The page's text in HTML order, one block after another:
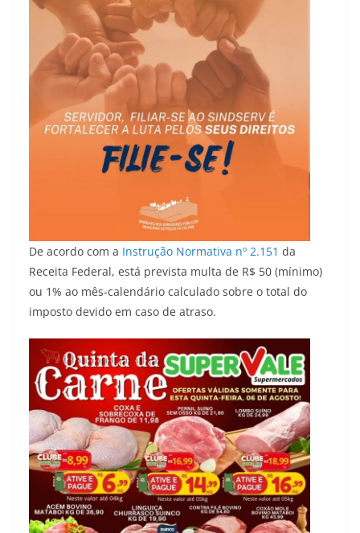
De acordo com a Instrução Normativa nº 2.151 da
Receita Federal, está prevista multa de R$ 50 (mínimo)
ou 1% ao mês-calendário calculado sobre o total do
imposto devido em caso de atraso.